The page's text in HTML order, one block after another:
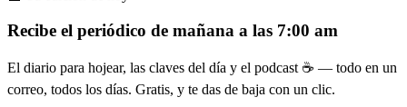
Recibe el periódico de mañana a las 7:00 am
El diario para hojear, las claves del día y el podcast ☕ — todo en un
correo, todos los días. Gratis, y te das de baja con un clic.